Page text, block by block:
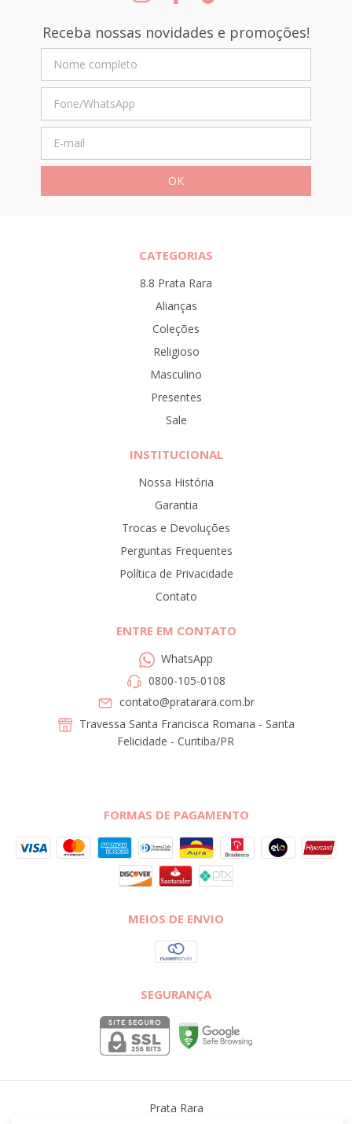
Receba nossas novidades e promoções!
CATEGORIAS
8.8 Prata Rara
Alianças
Coleções
Religioso
Masculino
Presentes
Sale
INSTITUCIONAL
Nossa História
Garantia
Trocas e Devoluções
Perguntas Frequentes
Política de Privacidade
Contato
ENTRE EM CONTATO
WhatsApp
0800-105-0108
contato@pratarara.com.br
Travessa Santa Francisca Romana - Santa
Felicidade - Curitiba/PR
FORMAS DE PAGAMENTO
MEIOS DE ENVIO
SEGURANÇA
Prata Rara